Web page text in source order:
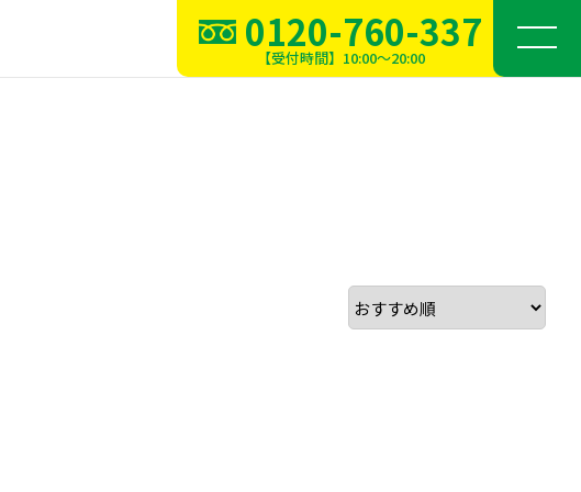
0120-760-337
【受付時間】10:00～20:00